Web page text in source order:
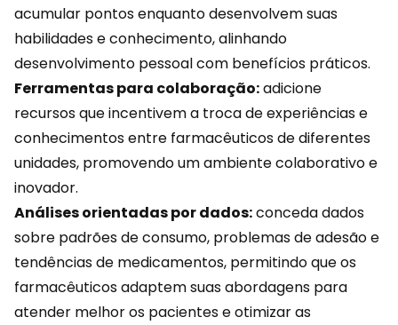
acumular pontos enquanto desenvolvem suas
habilidades e conhecimento, alinhando
desenvolvimento pessoal com benefícios práticos.
Ferramentas para colaboração:adicione
recursos que incentivem a troca de experiências e
conhecimentos entre farmacêuticos de diferentes
unidades, promovendo um ambiente colaborativo e
inovador.
Análises orientadas por dados:concedadados
sobre padrões de consumo, problemas de adesão e
tendências de medicamentos, permitindo que os
farmacêuticos adaptem suas abordagens para
atender melhor os pacientes e otimizar as